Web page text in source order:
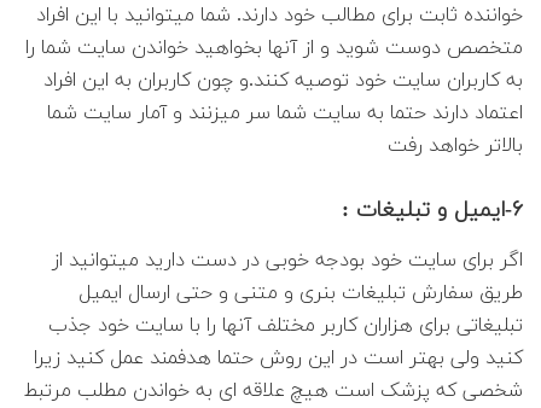
خواننده ثابت برای مطالب خود دارند. شما میتوانید با این افراد
متخصص دوست شوید و از آنها بخواهید خواندن سایت شما را
به کاربران سایت خود توصیه کنند.و چون کاربران به این افراد
اعتماد دارند حتما به سایت شما سر میزنند و آمار سایت شما
بالاتر خواهد رفت
۶-ایمیل و تبلیغات :
اگر برای سایت خود بودجه خوبی در دست دارید میتوانید از
طریق سفارش تبلیغات بنری و متنی و حتی ارسال ایمیل
تبلیغاتی برای هزاران کاربر مختلف آنها را با سایت خود جذب
کنید ولی بهتر است در این روش حتما هدفمند عمل کنید زیرا
شخصی که پزشک است هیچ علاقه ای به خواندن مطلب مرتبط